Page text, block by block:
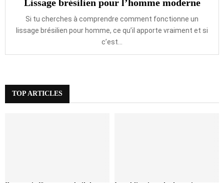
Lissage brésilien pour l’homme moderne
Si tu cherches à comprendre comment fonctionne un
lissage brésilien pour homme, ce qu’il apporte vraiment et si
c’est...
TOP ARTICLES